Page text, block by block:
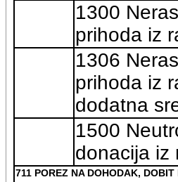
1300
prihoda iz
1306
prihoda iz
dodatna
1500
donacija iz
711 POREZ NA DOHODAK,